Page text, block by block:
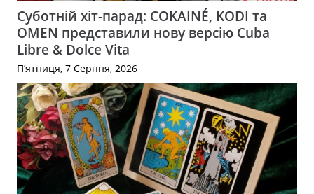
Суботній хіт-парад: COKAINÉ, KODI та
OMEN представили нову версію Cuba
Libre & Dolce Vita
П’ятниця, 7 Серпня, 2026